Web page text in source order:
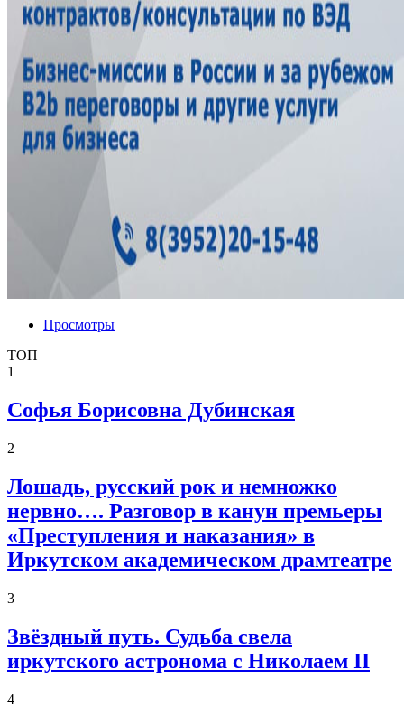
Просмотры
ТОП
1
Софья Борисовна Дубинская
2
Лошадь, русский рок и немножко
нервно…. Разговор в канун премьеры
«Преступления и наказания» в
Иркутском академическом драмтеатре
3
Звёздный путь. Судьба свела
иркутского астронома с Николаем II
4